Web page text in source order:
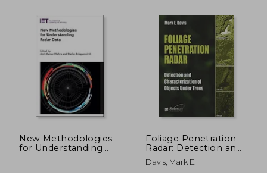
45% $ 469.19 45%
New Methodologies
for Understanding
Foliage Penetration
Radar: Detection and
Characterisation of
Objects Under Trees
Davis, Mark E.